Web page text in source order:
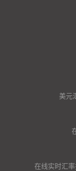
美元
在线实时汇